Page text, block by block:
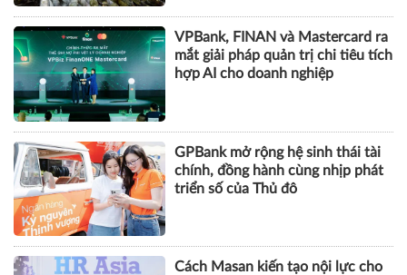
VPBank, FINAN và Mastercard ra
mắt giải pháp quản trị chi tiêu tích
hợp AI cho doanh nghiệp
GPBank mở rộng hệ sinh thái tài
chính, đồng hành cùng nhịp phát
triển số của Thủ đô
Cách Masan kiến tạo nội lực cho